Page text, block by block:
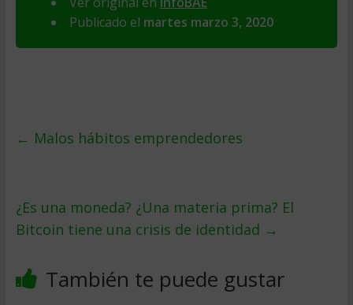
Publicado el martes marzo 3, 2020
← Malos hábitos emprendedores
¿Es una moneda? ¿Una materia prima? El
Bitcoin tiene una crisis de identidad →
También te puede gustar